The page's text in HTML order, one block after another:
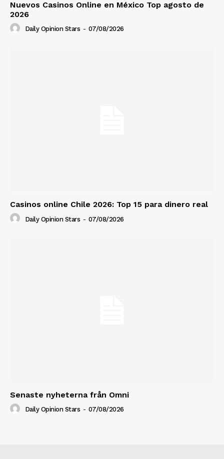
Nuevos Casinos Online en México Top agosto de
2026
Daily Opinion Stars - 07/08/2026
Casinos online Chile 2026: Top 15 para dinero real
Daily Opinion Stars - 07/08/2026
Senaste nyheterna från Omni
Daily Opinion Stars - 07/08/2026